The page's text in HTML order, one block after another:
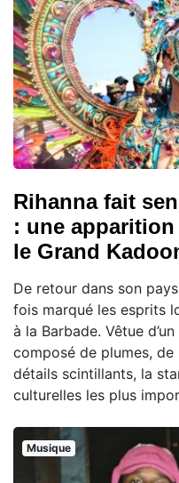
Rihanna fait
: une
le Grand
De retour dans son
fois marqué les esprits
à la Barbade. Vêtue
composé de plumes,
détails scintillants, la
culturelles les plus
Musique